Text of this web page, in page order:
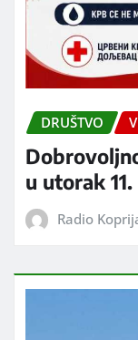
DRUŠTVO
u utorak
Radio